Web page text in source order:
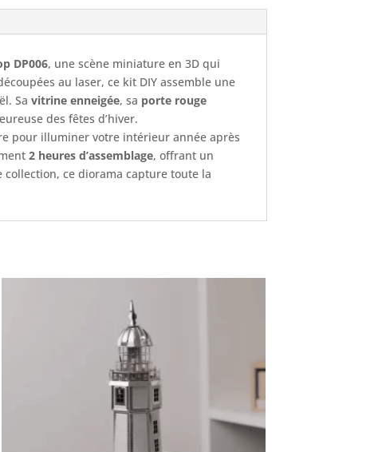
DP006, une scène miniature en 3D qui
au laser, ce kit DIY assemble une
Savitrine enneigée, sa porte rouge
des fêtes d’hiver.
pour illuminer votre intérieur année après
2 heures d’assemblage, offrant un
collection, ce diorama capture toute la